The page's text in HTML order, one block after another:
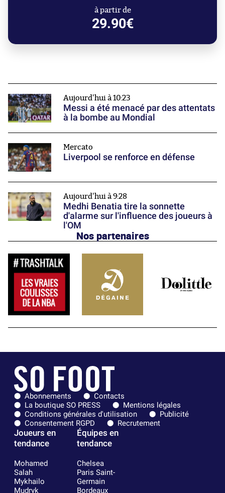
à partir de
29.90€
Aujourd'hui à 10:23
Messi a été menacé par des attentats
à la bombe au Mondial
Mercato
Liverpool se renforce en défense
Aujourd'hui à 9:28
Medhi Benatia tire la sonnette
d'alarme sur l'influence des joueurs à
l'OM
Nos partenaires
Abonnements
Contacts
La boutique SO PRESS
Mentions légales
Conditions générales d'utilisation
Publicité
Consentement RGPD
Recrutement
Joueurs en
tendance
Mohamed
Salah
Mykhailo
Mudryk
Équipes en
tendance
Chelsea
Paris Saint-
Germain
Bordeaux